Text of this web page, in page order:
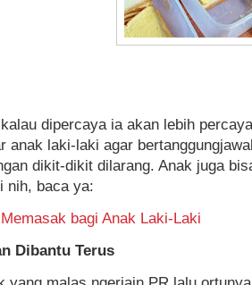
dipercaya ia akan lebih
anak laki-laki agar
dikit-dikit dilarang. Anak juga
nih, baca ya:
bagi Anak Laki-Laki
Dibantu Terus